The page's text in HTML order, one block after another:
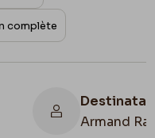
complète
Armand